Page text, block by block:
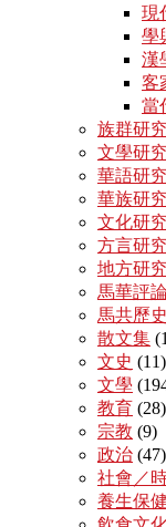
現
學
漢
客
當
族群研究
文學研究
華語研究
華族研究
文化研究
方言研究
地方研究
馬華評
馬共歷史
散文集
文史 (11)
文學
教育 (28)
宗教 (9)
政治 (47)
社會／
養生保健